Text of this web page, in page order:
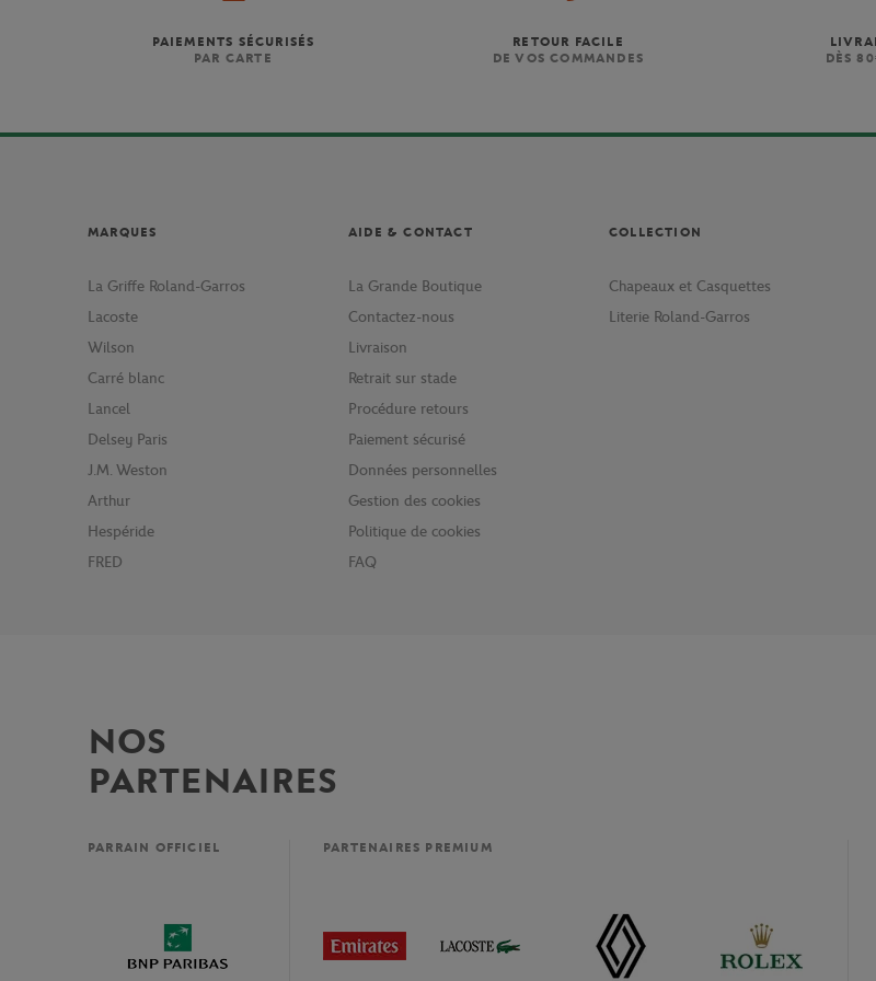
PAIEMENTS SÉCURISÉS
PAR CARTE
RETOUR FACILE
DE VOS COMMANDES
DÈS
MARQUES
La Griffe Roland-Garros
Lacoste
Wilson
Carré blanc
Lancel
Delsey Paris
J.M. Weston
Arthur
Hespéride
FRED
AIDE & CONTACT
La Grande Boutique
Contactez-nous
Livraison
Retrait sur stade
Procédure retours
Paiement sécurisé
Données personnelles
Gestion des cookies
Politique de cookies
FAQ
COLLECTION
Chapeaux et Casquettes
Literie Roland-Garros
NOS
PARTENAIRES
PARRAIN OFFICIEL PARTENAIRES PREMIUM